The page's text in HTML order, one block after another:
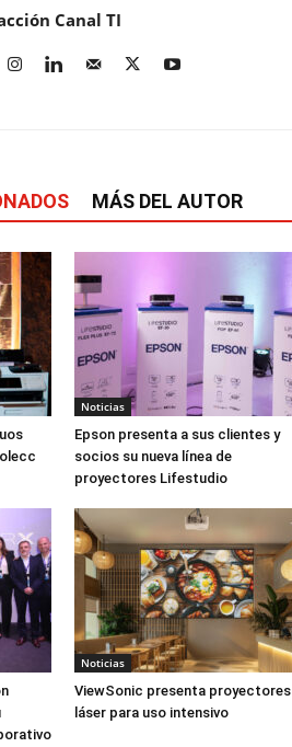
Canal TI
MÁS DEL AUTOR
Noticias
Epson presenta a sus clientes y
socios su nueva línea de
proyectores Lifestudio
Noticias
ViewSonic presenta proyectores
láser para uso intensivo